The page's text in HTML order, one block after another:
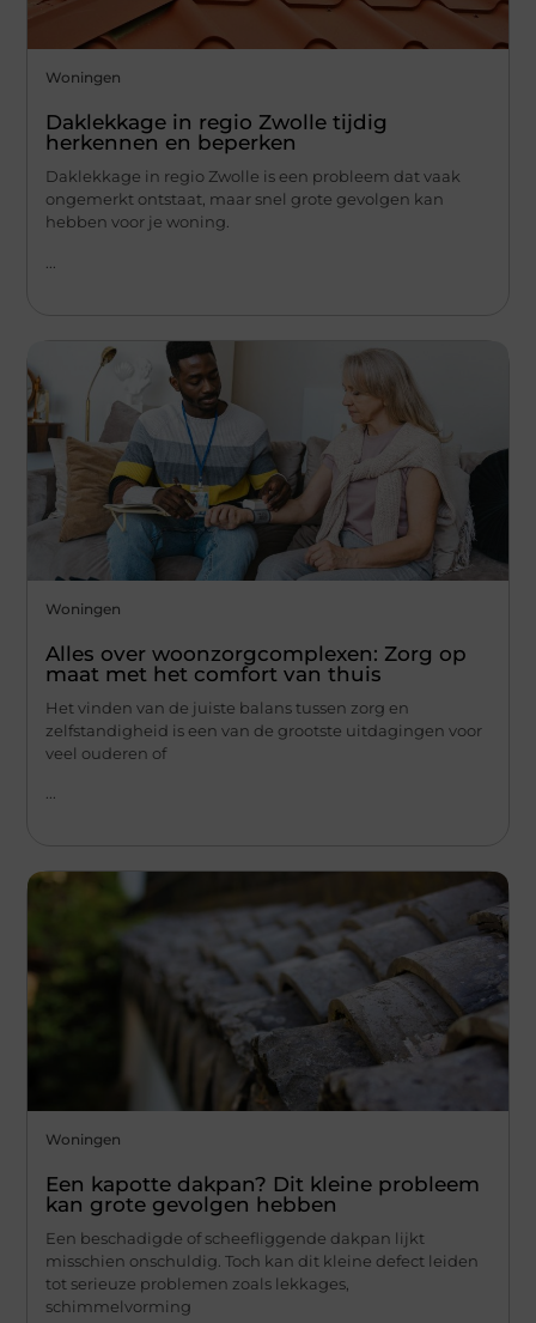
Woningen
Daklekkage in regio Zwolle tijdig
herkennen en beperken
Daklekkage in regio Zwolle is een probleem dat vaak
ongemerkt ontstaat, maar snel grote gevolgen kan
hebben voor je woning.
Woningen
Alles over woonzorgcomplexen: Zorg op
maat met het comfort van thuis
Het vinden van de juiste balans tussen zorg en
zelfstandigheid is een van de grootste uitdagingen voor
veel ouderen of
...
Woningen
Een kapotte dakpan? Dit kleine probleem
kan grote gevolgen hebben
Een beschadigde of scheefliggende dakpan lijkt
misschien onschuldig. Toch kan dit kleine defect leiden
tot serieuze problemen zoals lekkages,
schimmelvorming